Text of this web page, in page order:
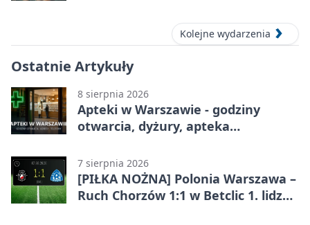
Kolejne wydarzenia
Ostatnie Artykuły
8 sierpnia 2026
Apteki w Warszawie - godziny
otwarcia, dyżury, apteka
7 sierpnia 2026
[PIŁKA NOŻNA] Polonia Warszawa –
Ruch Chorzów 1:1 w Betclic 1. lidze.